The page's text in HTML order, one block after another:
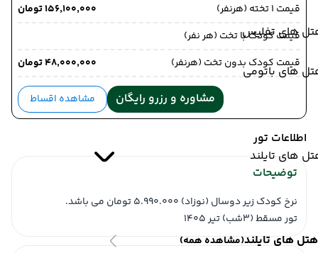
های تفلیس
های باتومی
های تایلند
هتل های تایلند(مشاهده همه)
قیمت 1 تخته (هرنفر)
۱۵۶٬۱۰۰٬۰۰۰ تومان
قیمت کودک با تخت (هر نفر)
قیمت کودک بدون تخت (هرنفر)
۴۸٬۰۰۰٬۰۰۰ تومان
مشاوره و رزرو رایگان مشاهده اقساط
اطلاعات تور
توضیحات
نرخ کودک زیر دوسال (نوزاد) 5.990.000 تومان می باشد.
تور مسقط (3شب) تیر 1405